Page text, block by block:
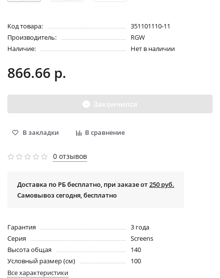
Код товара:
351101110-11
Производитель:
RGW
Наличие:
Нет в наличии
866.66 р.
Закончился
В закладки В сравнение
0 отзывов
Доставка по РБ бесплатно, при заказе от250 руб.
Самовывоз сегодня, бесплатно
Гарантия
3 года
Серия
Screens
Высота общая
140
Условный размер (см)
100
Все характеристики